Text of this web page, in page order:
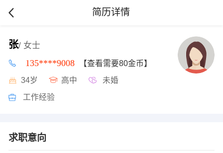
简历详情
张/ 女士
135****9008 【查看需要80金币】
34岁 高中 未婚
工作经验
求职意向